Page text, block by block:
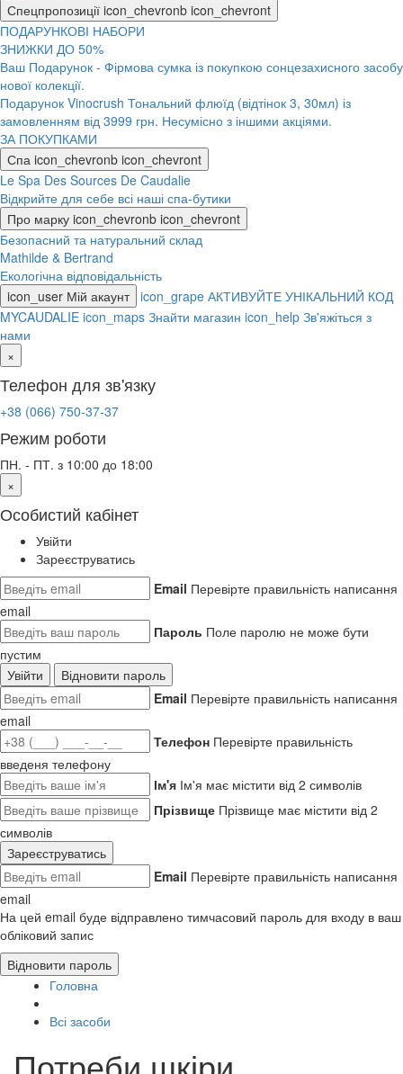
Спецпропозиції icon_chevronb icon_chevront
ПОДАРУНКОВІ НАБОРИ
ЗНИЖКИ ДО 50%
Ваш Подарунок - Фірмова сумка із покупкою сонцезахисного засобу
нової колекції.
Подарунок Vinocrush Тональний флюїд (відтінок 3, 30мл) із
замовленням від 3999 грн. Несумісно з іншими акціями.
ЗА ПОКУПКАМИ
Спа icon_chevronb icon_chevront
Le Spa Des Sources De Caudalie
Відкрийте для себе всі наші спа-бутики
Про марку icon_chevronb icon_chevront
Безопасний та натуральний склад
Mathilde & Bertrand
Екологічна відповідальність
icon_user Мій акаунт icon_grape АКТИВУЙТЕ УНІКАЛЬНИЙ КОД
MYCAUDALIE icon_maps Знайти магазин icon_help Зв'яжіться з
нами
×
Телефон для зв'язку
+38 (066) 750-37-37
Режим роботи
ПН. - ПТ. з 10:00 до 18:00
×
Особистий кабінет
Увійти
Зареєструватись
Email Перевірте правильність написання
email
Пароль Поле паролю не може бути
пустим
Увійти
Відновити пароль
Email Перевірте правильність написання
email
Телефон Перевірте правильність
введеня телефону
Ім'я Ім'я має містити від 2 символів
Прізвище Прізвище має містити від 2
символів
Зареєструватись
Email Перевірте правильність написання
email
На цей email буде відправлено тимчасовий пароль для входу в ваш
обліковий запис
Відновити пароль
Головна
Всі засоби